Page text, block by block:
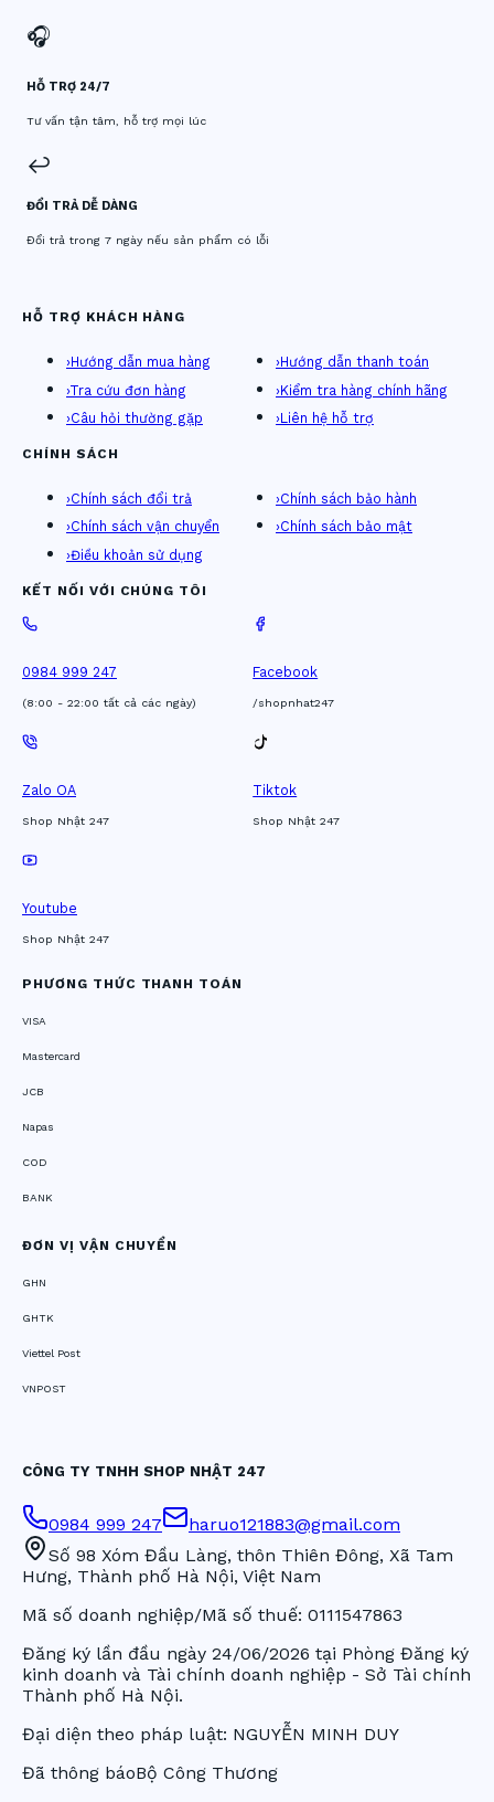
🎧
HỖ TRỢ 24/7
Tư vấn tận tâm, hỗ trợ mọi lúc
↩️
ĐỔI TRẢ DỄ DÀNG
Đổi trả trong 7 ngày nếu sản phẩm có lỗi
HỖ TRỢ KHÁCH HÀNG
›Hướng dẫn mua hàng ›Hướng dẫn thanh toán
›Tra cứu đơn hàng ›Kiểm tra hàng chính hãng
›Câu hỏi thường gặp ›Liên hệ hỗ trợ
CHÍNH SÁCH
›Chính sách đổi trả ›Chính sách bảo hành
›Chính sách vận chuyển ›Chính sách bảo mật
›Điều khoản sử dụng
KẾT NỐI VỚI CHÚNG TÔI
0984 999 247
(8:00 - 22:00 tất cả các ngày)
Facebook
/shopnhat247
Zalo OA
Shop Nhật 247
Tiktok
Shop Nhật 247
Youtube
Shop Nhật 247
PHƯƠNG THỨC THANH TOÁN
VISA
Mastercard
JCB
Napas
COD
BANK
ĐƠN VỊ VẬN CHUYỂN
GHN
GHTK
Viettel Post
VNPOST
CÔNG TY TNHH SHOP NHẬT 247
0984 999 247
haruo121883@gmail.com
Số 98 Xóm Đầu Làng, thôn Thiên Đông, Xã Tam
Hưng, Thành phố Hà Nội, Việt Nam
Mã số doanh nghiệp/Mã số thuế: 0111547863
Đăng ký lần đầu ngày 24/06/2026 tại Phòng Đăng ký
kinh doanh và Tài chính doanh nghiệp - Sở Tài chính
Thành phố Hà Nội.
Đại diện theo pháp luật: NGUYỄN MINH DUY
Đã thông báoBộ Công Thương